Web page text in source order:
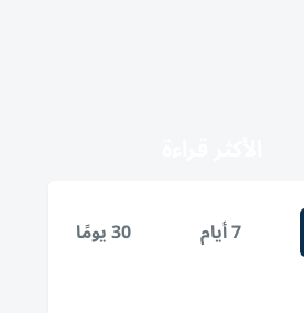
7 أيام 30 يومًا